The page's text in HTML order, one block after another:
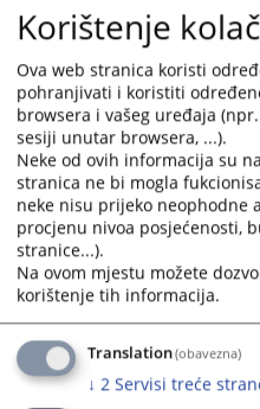
Korištenje
Ova web stranica koristi
pohranjivati i koristiti
browsera i vašeg uređaja
sesiji unutar browsera, ...).
Neke od ovih informacija su
stranica ne bi mogla
neke nisu prijeko neophodne
procjenu nivoa posjećenosti,
stranice...).
Na ovom mjestu možete
korištenje tih informacija.
Translation(obavezna)
↓ 2 Servisi treće